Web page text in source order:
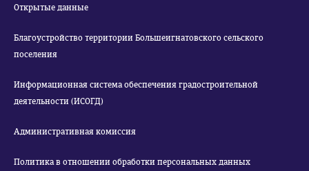
Открытые данные
Благоустройство территории Большеигнатовского сельского
поселения
Информационная система обеспечения градостроительной
деятельности (ИСОГД)
Административная комиссия
Политика в отношении обработки персональных данных